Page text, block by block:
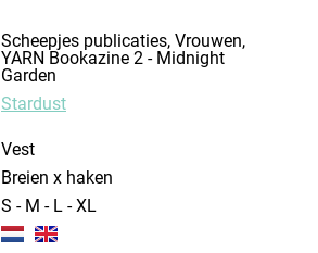
Scheepjes publicaties, Vrouwen,
YARN Bookazine 2 - Midnight
Garden
Stardust
Vest
breien x haken
S - M - L - XL